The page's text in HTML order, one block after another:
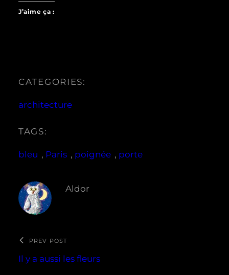
J’aime ça :
CATEGORIES:
architecture
TAGS:
bleu , Paris , poignée , porte
Aldor
PREV POST
Il y a aussi les fleurs